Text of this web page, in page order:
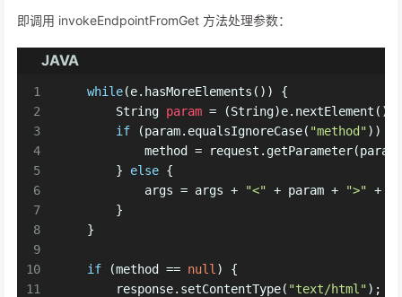
即调用 invokeEndpointFromGet 方法处理参数：
JAVA
1
2
3
4
5
6
7
8
9
10
11
while(e.hasMoreElements()) {
String param = (String)e.nextElement();
if (param.equalsIgnoreCase( "method")) {
method =
        }
else {
            args = args +
"<" + param + ">" +
        }
    }
if (method == null ) {
        response.setContentType(
"text/html");